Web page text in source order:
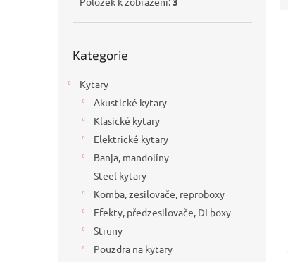
kategorie
Kategorie
Kytary
Akustické kytary
Klasické kytary
Elektrické kytary
Banja, mandolíny
Steel kytary
Komba, zesilovače, reproboxy
Efekty, předzesilovače, DI boxy
Struny
Pouzdra na kytary